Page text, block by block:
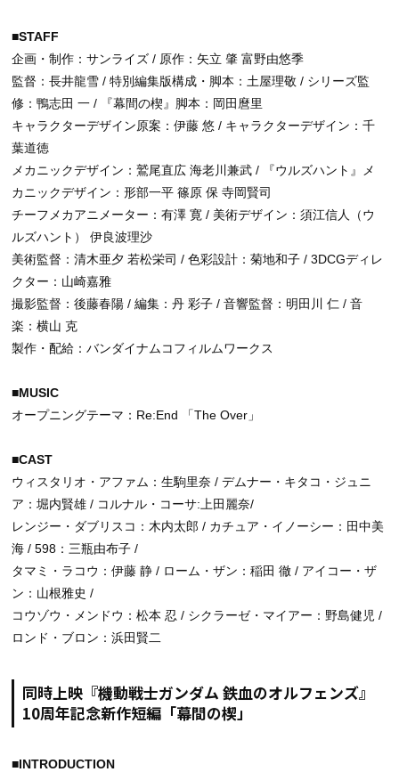
■STAFF
企画・制作：サンライズ / 原作：矢立 肇 富野由悠季
監督：長井龍雪 / 特別編集版構成・脚本：土屋理敬 / シリーズ監
修：鴨志田 一 / 『幕間の楔』脚本：岡田麿里
キャラクターデザイン原案：伊藤 悠 / キャラクターデザイン：千
葉道徳
メカニックデザイン：鷲尾直広 海老川兼武 / 『ウルズハント』メ
カニックデザイン：形部一平 篠原 保 寺岡賢司
チーフメカアニメーター：有澤 寛 / 美術デザイン：須江信人（ウ
ルズハント） 伊良波理沙
美術監督：清木亜夕 若松栄司 / 色彩設計：菊地和子 / 3DCGディレ
クター：山崎嘉雅
撮影監督：後藤春陽 / 編集：丹 彩子 / 音響監督：明田川 仁 / 音
楽：横山 克
製作・配給：バンダイナムコフィルムワークス
■MUSIC
オープニングテーマ：Re:End 「The Over」
■CAST
ウィスタリオ・アファム：生駒里奈 / デムナー・キタコ・ジュニ
ア：堀内賢雄 / コルナル・コーサ:上田麗奈/
レンジー・ダブリスコ：木内太郎 / カチュア・イノーシー：田中美
海 / 598：三瓶由布子 /
タマミ・ラコウ：伊藤 静 / ローム・ザン：稲田 徹 / アイコー・ザ
ン：山根雅史 /
コウゾウ・メンドウ：松本 忍 / シクラーゼ・マイアー：野島健児 /
ロンド・ブロン：浜田賢二
同時上映『機動戦士ガンダム 鉄血のオルフェンズ』
10周年記念新作短編「幕間の楔」
■INTRODUCTION